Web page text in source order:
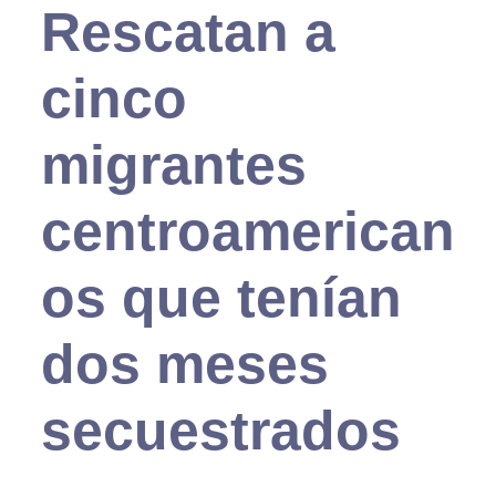
Rescatan a
cinco
migrantes
centroamerican
os que tenían
dos meses
secuestrados